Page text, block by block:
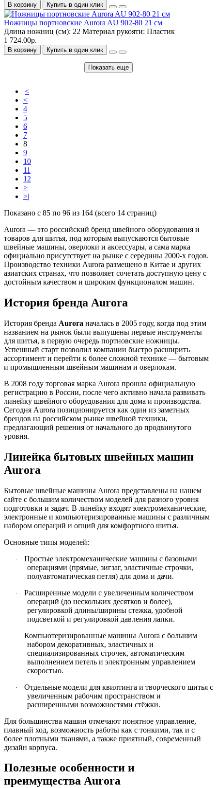
В корзину Купить в один клик
Ножницы портновские Aurora AU 902-80 21 см
Длина ножниц (см): 22 Материал рукояти: Пластик
1 724.00р.
В корзину Купить в один клик
Показать еще
|<
<
4
5
6
7
8
9
10
11
12
>
>|
Показано с 85 по 96 из 164 (всего 14 страниц)
Aurora — это российский бренд швейного оборудования и
товаров для шитья, под которым выпускаются бытовые
швейные машины, оверлоки и аксессуары, а сама марка
официально присутствует на рынке с середины 2000‑х годов.
Производство техники Aurora размещено в Китае и других
азиатских странах, что позволяет сочетать доступную цену с
достойным качеством и широким функционалом машин.
История бренда Aurora
История бренда Aurora началась в 2005 году, когда под этим
названием на рынок были выпущены первые инструменты
для шитья, в первую очередь портновские ножницы.
Успешный старт позволил компании быстро расширить
ассортимент и перейти к более сложной технике — бытовым
и промышленным швейным машинам и оверлокам.
В 2008 году торговая марка Aurora прошла официальную
регистрацию в России, после чего активно начала развивать
линейку швейного оборудования для дома и производства.
Сегодня Aurora позиционируется как один из заметных
брендов на российском рынке швейной техники,
предлагающий решения от начального до продвинутого
уровня.
Линейка бытовых швейных машин
Aurora
Бытовые швейные машины Aurora представлены на нашем
сайте с большим количеством моделей для разного уровня
подготовки и задач. В линейку входят электромеханические,
электронные и компьютеризированные машины с различным
набором операций и опций для комфортного шитья.
Основные типы моделей:
·
Простые электромеханические машины с базовыми
операциями (прямые, зигзаг, эластичные строчки,
полуавтоматическая петля) для дома и дачи.
·
Расширенные модели с увеличенным количеством
операций (до нескольких десятков и более),
регулировкой длины/ширины стежка, удобной
подсветкой и регулировкой давления лапки.
·
Компьютеризированные машины Aurora с большим
набором декоративных, эластичных и
специализированных строчек, автоматическим
выполнением петель и электронным управлением
скоростью.
·
Отдельные модели для квилтинга и творческого шитья с
увеличенным рабочим пространством и
расширенными возможностями стёжки.
Для большинства машин отмечают понятное управление,
плавный ход, возможность работы как с тонкими, так и с
более плотными тканями, а также приятный, современный
дизайн корпуса.
Полезные особенности и
преимущества Aurora